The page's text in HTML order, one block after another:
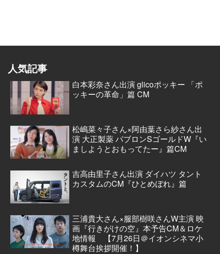
人気記事
白本彩奈さん出演 glicoポッキー 「ポ
ッキーの革命」篇 CM
松嶋菜々子さん×阿由葉さら紗さん出
演 大正製薬 パブロンSゴールドW『い
ましようとおもってたー』篇CM
吉高由里子さん出演 ダイハツ タント
カスタムのCM『ひとめぼれ』篇
三浦貴大さん×服部樹咲さんW主演 映
画『行きがけの空』本予告CM＆ロケ
地情報 【7月26日＠イオンシネマ小
樽舞台挨拶開催！】